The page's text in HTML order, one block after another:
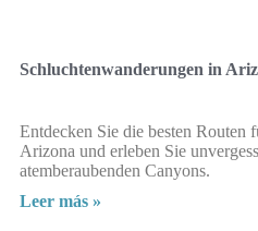
Schluchtenwanderungen in
Entdecken Sie die besten Routen
Arizona und erleben Sie
atemberaubenden Canyons.
Leer más »